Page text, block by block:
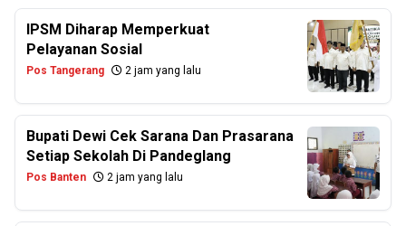
IPSM Diharap Memperkuat
Pelayanan Sosial
Pos Tangerang 2 jam yang lalu
Bupati Dewi Cek Sarana Dan Prasarana
Setiap Sekolah Di Pandeglang
Pos Banten 2 jam yang lalu